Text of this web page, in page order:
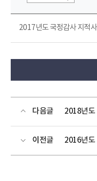
2017년도 국정감사 지적
다음글 2018년도
이전글 2016년도